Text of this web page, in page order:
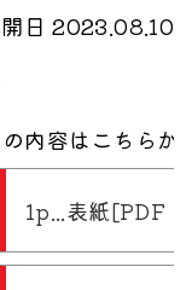
日 2023.08.10
内容はこちらか
1p...表紙[PDF